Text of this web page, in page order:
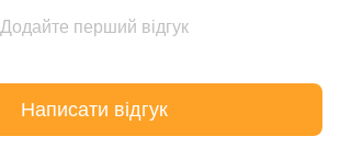
Додайте перший відгук
Написати відгук